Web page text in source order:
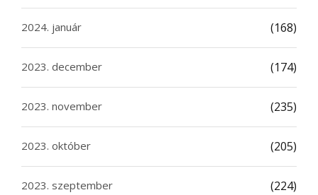
2024. január (168)
2023. december (174)
2023. november (235)
2023. október (205)
2023. szeptember (224)